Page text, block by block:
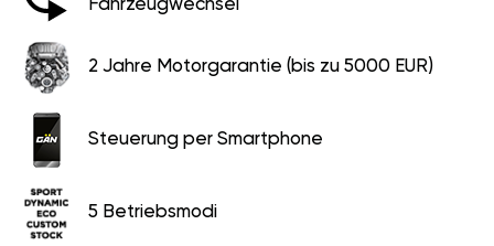
Fahrzeugwechsel
2 Jahre Motorgarantie (bis zu 5000 EUR)
Steuerung per Smartphone
5 Betriebsmodi